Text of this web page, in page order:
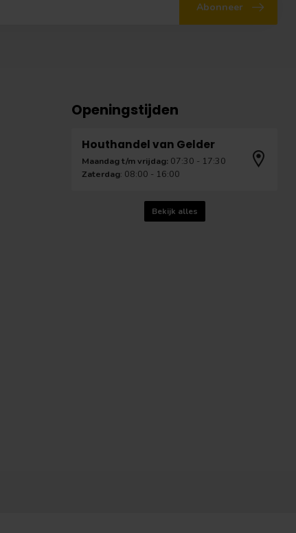
Abonneer
Openingstijden
Houthandel van Gelder
Maandag t/m vrijdag: 07:30 - 17:30
Zaterdag: 08:00 - 16:00
Bekijk alles